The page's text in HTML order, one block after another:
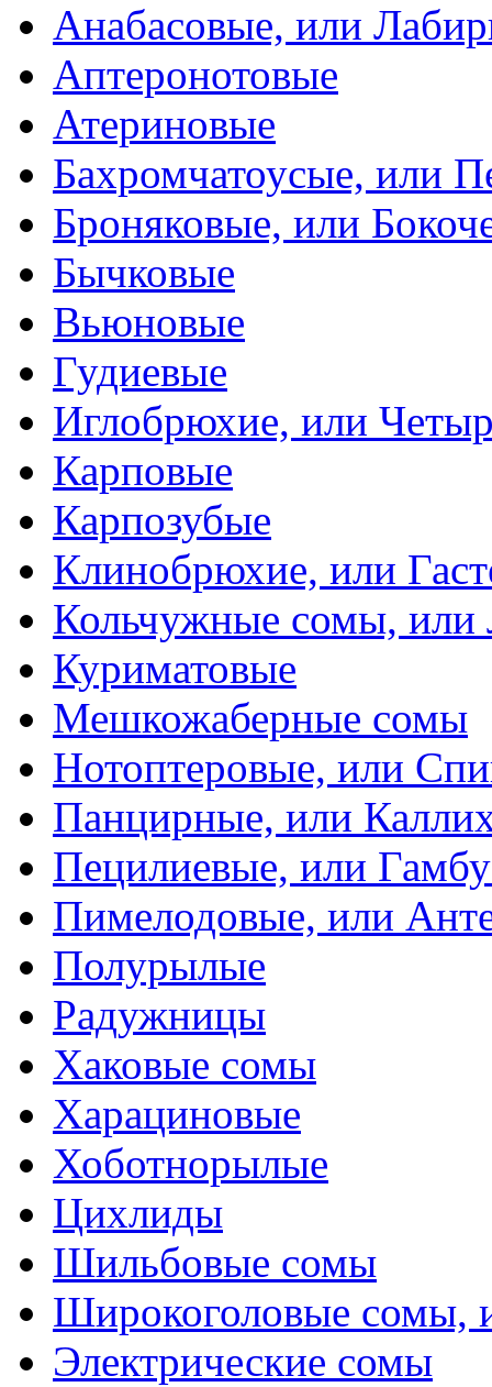
Анабасовые, или
Аптеронотовые
Атериновые
Бахромчатоусые, или
Броняковые, или
Бычковые
Вьюновые
Гудиевые
Иглобрюхие, или
Карповые
Карпозубые
Клинобрюхие, или
Кольчужные сомы, или
Куриматовые
Мешкожаберные сомы
Нотоптеровые, или
Панцирные, или
Пецилиевые, или
Пимелодовые, или
Полурылые
Радужницы
Хаковые сомы
Харациновые
Хоботнорылые
Цихлиды
Шильбовые сомы
Широкоголовые сомы,
Электрические сомы